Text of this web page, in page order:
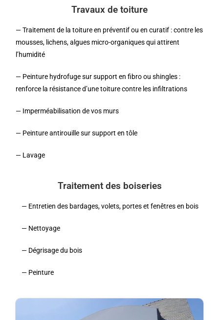
Travaux de toiture
— Traitement de la toiture en préventif ou en curatif : contre les
mousses, lichens, algues micro-organiques qui attirent
l’humidité
— Peinture hydrofuge sur support en fibro ou shingles :
renforce la résistance d’une toiture contre les infiltrations
— Imperméabilisation de vos murs
— Peinture antirouille sur support en tôle
— Lavage
Traitement des boiseries
— Entretien des bardages, volets, portes et fenêtres en bois
— Nettoyage
— Dégrisage du bois
— Peinture